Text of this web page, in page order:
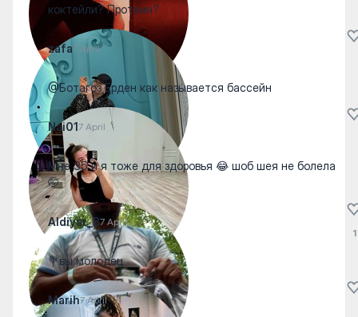
коктейли? Протеин?
zafa7 April
@Ботагоз Ерден как называется бассейн
Nai017 April
Мне 35 и я тоже для здоровья 😂 шоб шея не болела
🤭
Aldiyar_B7 April
💐вы молодец
1
Marih7 April